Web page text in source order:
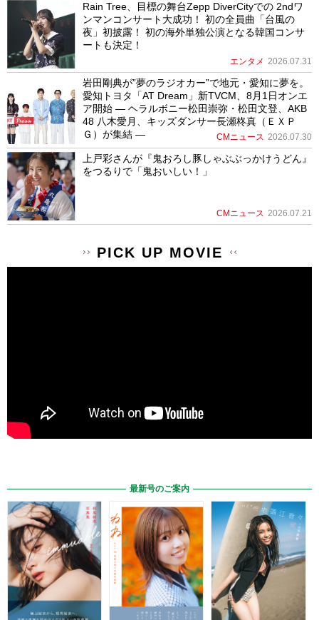
Rain Tree、目標の舞台Zepp DiverCityでの 2ndワ
ンマンコンサート大成功！ 初の全員曲「台風の
夜」初披露！ 初の海外単独公演となる韓国コンサ
ートも決定！
エンタメ 2026.07.31
岩田剛典が”夢のラジオカー”で地元・愛知に夢を。
愛知トヨタ「AT Dream」新TVCM、8月1日オンエ
ア開始 ― ヘラルボニー松田崇弥・松田文登、AKB
48 八木愛月、キッズダンサー長瀬柊真（ＥＸＰ
Ｇ）が集結 ―
CMニュース 2026.07.30
上戸彩さんが『鬼おろし豚しゃぶぶっかけうどん』
をつるりで「鬼おいしい！」
CMニュース 2026.07.21
PICK UP MOVIE
最新号のご案内